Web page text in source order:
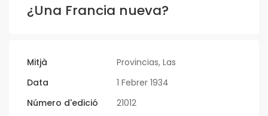
¿Una Francia nueva?
Mitjà
Provincias, Las
Data
1 Febrer 1934
Número d'edició
21012